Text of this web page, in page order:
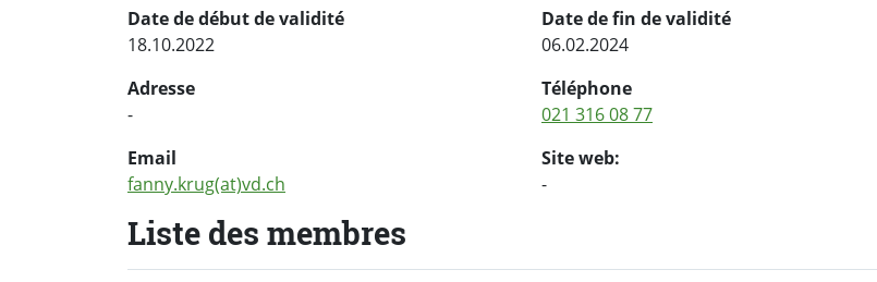
Date de début de validité
18.10.2022
Date de fin de validité
06.02.2024
Adresse
-
Téléphone
021 316 08 77
Email
fanny.krug(at)vd.ch
Site web:
-
Liste des membres